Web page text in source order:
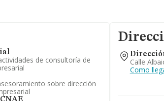
de consultoría de
sobre dirección
Calle
Como